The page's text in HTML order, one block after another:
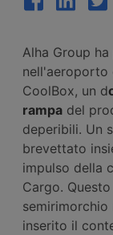
Alha Group
nell'aeroporto
CoolBox, un d
rampa del
deperibili. Un
brevettato
impulso della
Cargo.
inserito il